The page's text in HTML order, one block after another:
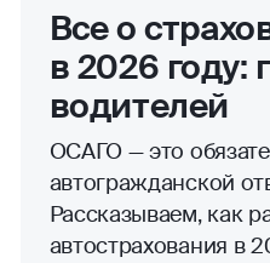
Все о
в 2026 году:
водителей
ОСАГО — это
автогражданской
Рассказываем, как
автострахования в